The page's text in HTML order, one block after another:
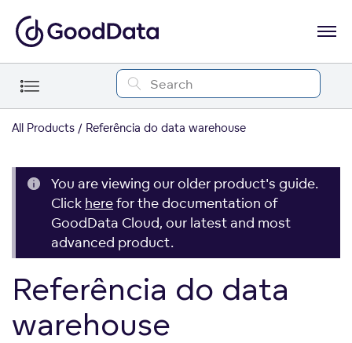
All Products Referência do data warehouse
You are viewing our older product's guide.
Click herefor the documentation of
GoodData Cloud, our latest and most
advanced product.
Referência do data
warehouse